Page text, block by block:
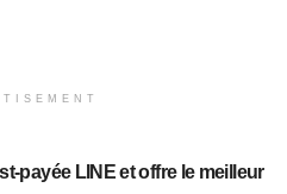
payée LINEet offre le meilleur